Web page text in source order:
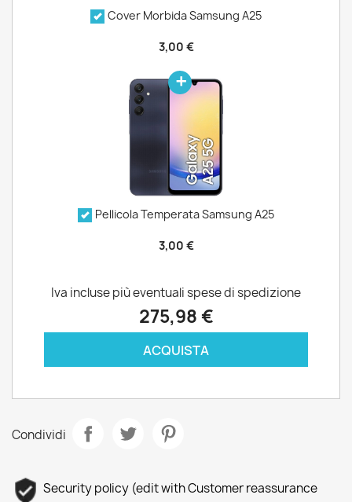
Cover Morbida Samsung A25
3,00 €
Pellicola Temperata Samsung A25
3,00 €
Iva incluse più eventuali spese di spedizione
275,98 €
ACQUISTA
Condividi
Security policy (edit with Customer reassurance